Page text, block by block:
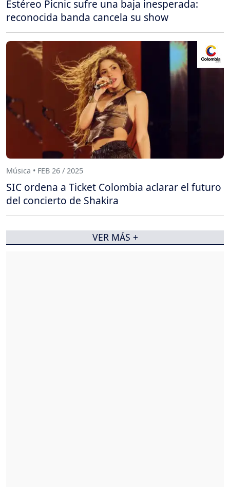
Estéreo Picnic sufre una baja inesperada:
reconocida banda cancela su show
Música • FEB 26 / 2025
SIC ordena a Ticket Colombia aclarar el futuro
del concierto de Shakira
VER MÁS +